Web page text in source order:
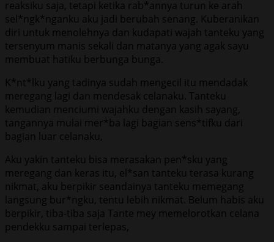
reaksiku saja, tetapi ketika rab*annya turun ke arah
sel*ngk*nganku aku jadi berubah senang. Kuberanikan
diri untuk menolehnya dan kudapati wajah tanteku yang
tersenyum manis sekali dan matanya yang agak sayu
membuat hatiku berbunga bunga.
K*nt*lku yang tadinya sudah mengecil itu mendadak
meregang lagi dan mendesak celanaku. Tanteku
kemudian menciumi wajahku dengan kasih sayang,
tangannya mulai mer*ba lagi bagian sens*tifku dari
bagian luar celanaku,
Aku yakin tanteku bisa merasakan pen*sku yang
meregang dan keras itu, el*san tanteku terasa kurang
nikmat, aku berpikir seandainya tanteku memegang
langsung bur*ngku, tentu lebih nikmat. Belum habis aku
berpikir, tiba-tiba saja Tante mey memelorotkan celana
pendekku sampai terlepas,